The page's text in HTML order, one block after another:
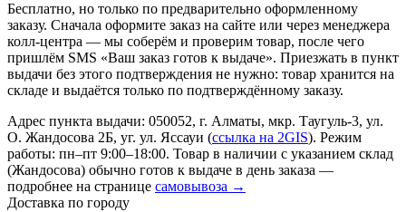
Бесплатно, но только по предварительно оформленному
заказу. Сначала оформите заказ на сайте или через менеджера
колл-центра — мы соберём и проверим товар, после чего
пришлём SMS «Ваш заказ готов к выдаче». Приезжать в пункт
выдачи без этого подтверждения не нужно: товар хранится на
складе и выдаётся только по подтверждённому заказу.
Адрес пункта выдачи: 050052, г. Алматы, мкр. Таугуль-3, ул.
О. Жандосова 2Б, уг. ул. Яссауи (ссылка на 2GIS). Режим
работы: пн–пт 9:00–18:00. Товар в наличии с указанием склад
(Жандосова) обычно готов к выдаче в день заказа —
подробнее на странице самовывоза →
Доставка по городу